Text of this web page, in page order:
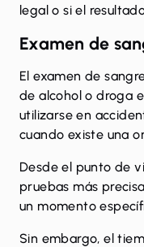
legal o si el
Examen de
El examen de
de alcohol o droga
utilizarse en
cuando existe una
Desdeel punto de
pruebas más
un momento
Sin embargo, el